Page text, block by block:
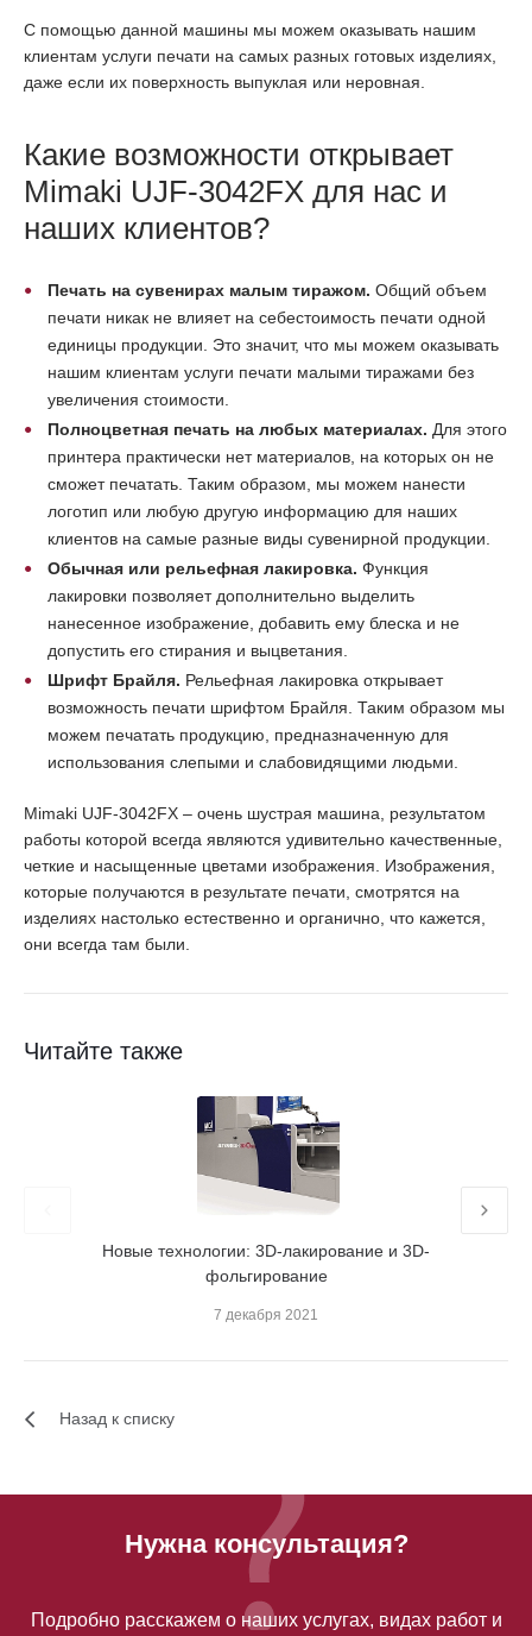
С помощью данной машины мы можем оказывать нашим
клиентам услуги печати на самых разных готовых изделиях,
даже если их поверхность выпуклая или неровная.
Какие возможности открывает
Mimaki UJF-3042FX для нас и
наших клиентов?
Печать на сувенирах малым тиражом. Общий объем
печати никак не влияет на себестоимость печати одной
единицы продукции. Это значит, что мы можем оказывать
нашим клиентам услуги печати малыми тиражами без
увеличения стоимости.
Полноцветная печать на любых материалах. Для этого
принтера практически нет материалов, на которых он не
сможет печатать. Таким образом, мы можем нанести
логотип или любую другую информацию для наших
клиентов на самые разные виды сувенирной продукции.
Обычная или рельефная лакировка. Функция
лакировки позволяет дополнительно выделить
нанесенное изображение, добавить ему блеска и не
допустить его стирания и выцветания.
Шрифт Брайля. Рельефная лакировка открывает
возможность печати шрифтом Брайля. Таким образом мы
можем печатать продукцию, предназначенную для
использования слепыми и слабовидящими людьми.
Mimaki UJF-3042FX – очень шустрая машина, результатом
работы которой всегда являются удивительно качественные,
четкие и насыщенные цветами изображения. Изображения,
которые получаются в результате печати, смотрятся на
изделиях настолько естественно и органично, что кажется,
они всегда там были.
Читайте также
Новые технологии: 3D-лакирование и 3D-
фольгирование
7 декабря 2021
Назад к списку
Нужна консультация?
Подробно расскажем о наших услугах, видах работ и